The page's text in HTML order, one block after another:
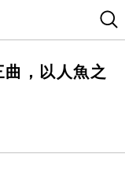
，以人魚之